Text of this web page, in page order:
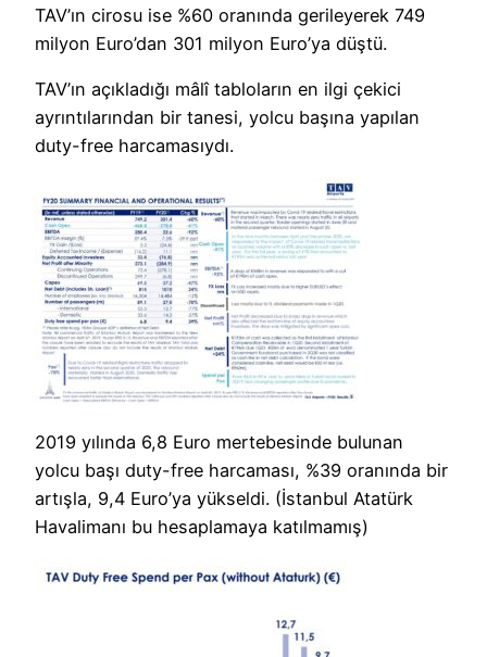
TAV’ın cirosu ise %60 oranında gerileyerek 749
milyon Euro’dan 301 milyon Euro’ya düştü.
TAV’ın açıkladığı mâlî tabloların en ilgi çekici
ayrıntılarından bir tanesi, yolcu başına yapılan
duty-free harcamasıydı.
2019 yılında 6,8 Euro mertebesinde bulunan
yolcu başı duty-free harcaması, %39 oranında bir
artışla, 9,4 Euro’ya yükseldi. (İstanbul Atatürk
Havalimanı bu hesaplamaya katılmamış)